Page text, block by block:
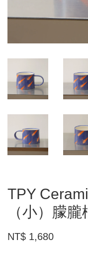
TPY
（小）朦朧
NT$ 1,680